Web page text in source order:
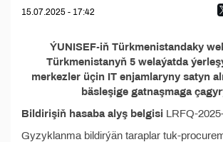
15.07.2025 - 17:42
ÝUNISEF-iň Türkmenistandaky
Türkmenistanyň 5 welaýatda
merkezler üçin IT enjamlaryny satyn
bäsleşige gatnaşmaga
Bildirişiň hasaba alyş belgisi LRFQ-
Gyzyklanma bildirýän taraplar tuk-